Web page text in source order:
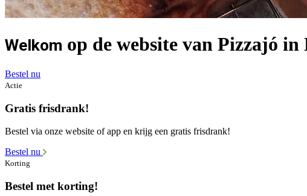
Welkom op de website van Pizzajó
Bestel nu
Actie
Gratis frisdrank!
Bestel via onze website of app en krijg een gratis frisdrank!
Bestel nu
Korting
Bestel met korting!